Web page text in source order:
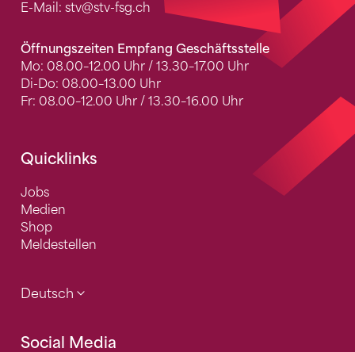
E-Mail: stv@stv-fsg.ch
Öffnungszeiten Empfang Geschäftsstelle
Mo: 08.00–12.00 Uhr / 13.30–17.00 Uhr
Di-Do: 08.00–13.00 Uhr
Fr: 08.00–12.00 Uhr / 13.30–16.00 Uhr
Quicklinks
Jobs
Medien
Shop
Meldestellen
Deutsch
Social Media